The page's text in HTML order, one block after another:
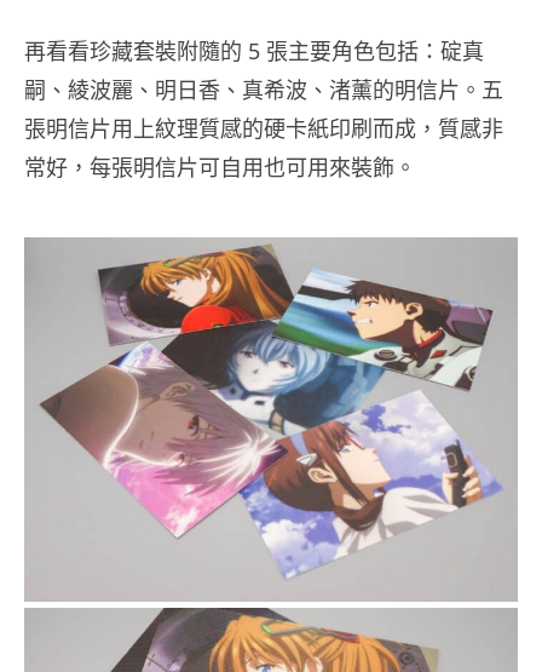
再看看珍藏套裝附隨的 5 張主要角色包括：碇真
嗣、綾波麗、明日香、真希波、渚薰的明信片。五
張明信片用上紋理質感的硬卡紙印刷而成，質感非
常好，每張明信片可自用也可用來裝飾。